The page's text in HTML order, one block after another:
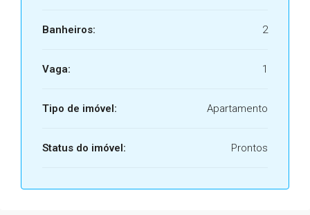
Banheiros: 2
Vaga: 1
Tipo de imóvel: Apartamento
Status do imóvel: Prontos